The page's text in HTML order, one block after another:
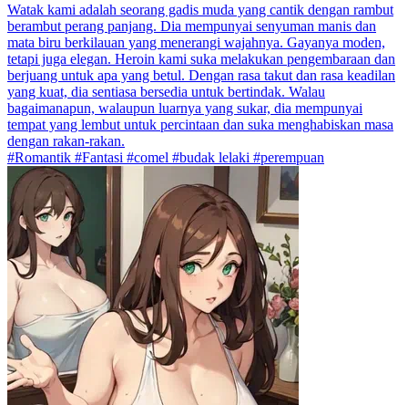
Watak kami adalah seorang gadis muda yang cantik dengan rambut
berambut perang panjang. Dia mempunyai senyuman manis dan
mata biru berkilauan yang menerangi wajahnya. Gayanya moden,
tetapi juga elegan. Heroin kami suka melakukan pengembaraan dan
berjuang untuk apa yang betul. Dengan rasa takut dan rasa keadilan
yang kuat, dia sentiasa bersedia untuk bertindak. Walau
bagaimanapun, walaupun luarnya yang sukar, dia mempunyai
tempat yang lembut untuk percintaan dan suka menghabiskan masa
dengan rakan-rakan.
#Romantik #Fantasi #comel #budak lelaki #perempuan